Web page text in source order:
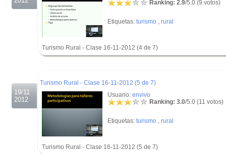
Ranking: 2.9/5.0 (9 votos)
Etiquetas: turismo , rural
Turismo Rural - Clase 16-11-2012 (4 de 7)
19/11
2012
Turismo Rural - Clase 16-11-2012 (5 de 7)
Usuario: envivo
Ranking: 3.0/5.0 (11 votos)
Etiquetas: turismo , rural
Turismo Rural - Clase 16-11-2012 (5 de 7)